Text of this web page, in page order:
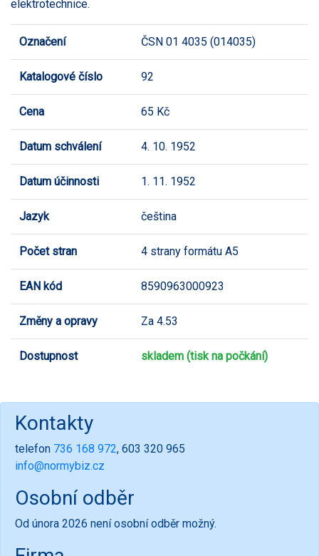
elektrotechnice.
Označení ČSN 01 4035 (014035)
Katalogové číslo 92
Cena 65 Kč
Datum schválení 4. 10. 1952
Datum účinnosti 1. 11. 1952
Jazyk čeština
Počet stran 4 strany formátu A5
EAN kód 8590963000923
Změny a opravy Za 4.53
Dostupnost skladem (tisk na počkání)
Kontakty
telefon 736 168 972, 603 320 965
info@normybiz.cz
Osobní odběr
Od února 2026 není osobní odběr možný.